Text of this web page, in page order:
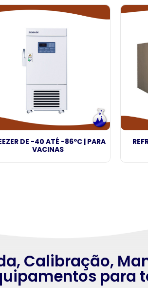
DE -40 ATÉ -86ºC | PARA
VACINAS
Calibração,
para